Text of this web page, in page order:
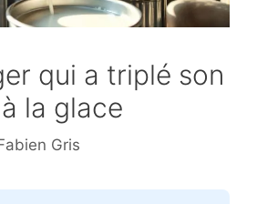
qui a triplé son
la glace
Gris